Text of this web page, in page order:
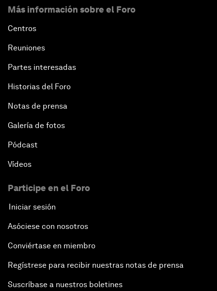
Más información sobre el Foro
Centros
Reuniones
Partes interesadas
Historias del Foro
Notas de prensa
Galería de fotos
Pódcast
Vídeos
Participe en el Foro
Iniciar sesión
Asóciese con nosotros
Conviértase en miembro
Regístrese para recibir nuestras notas de prensa
Suscríbase a nuestros boletines